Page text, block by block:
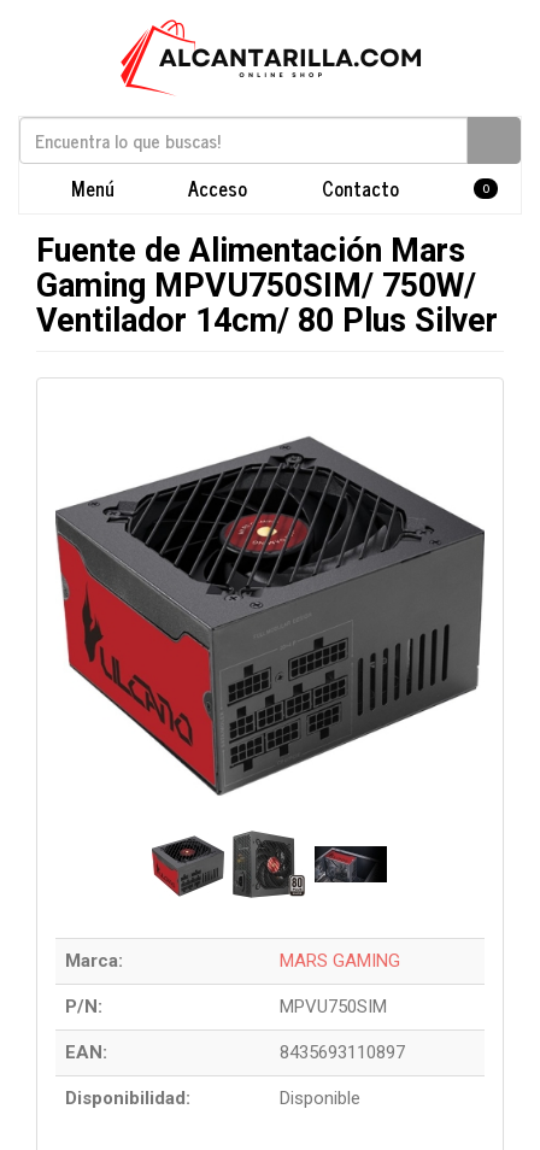
Menú Acceso Contacto 0
Fuente de Alimentación Mars
Gaming MPVU750SIM/ 750W/
Ventilador 14cm/ 80 Plus Silver
Marca: MARS GAMING
P/N: MPVU750SIM
EAN: 8435693110897
Disponibilidad: Disponible